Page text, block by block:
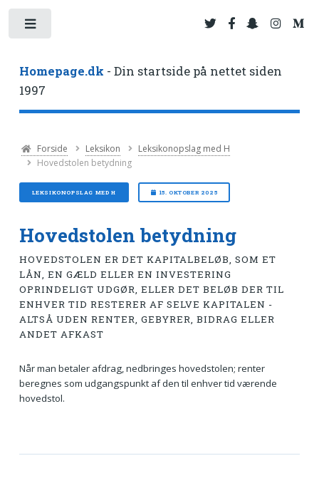
Homepage.dk - Din startside på nettet siden
1997
Forside Leksikon
Leksikonopslag med H
Hovedstolen betydning
LEKSIKONOPSLAG MED H 15. OKTOBER 2025
Hovedstolen betydning
HOVEDSTOLEN ER DET KAPITALBELØB, SOM ET
LÅN, EN GÆLD ELLER EN INVESTERING
OPRINDELIGT UDGØR, ELLER DET BELØB DER TIL
ENHVER TID RESTERER AF SELVE KAPITALEN -
ALTSÅ UDEN RENTER, GEBYRER, BIDRAG ELLER
ANDET AFKAST
Når man betaler afdrag, nedbringes hovedstolen; renter
beregnes som udgangspunkt af den til enhver tid værende
hovedstol.